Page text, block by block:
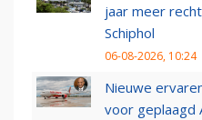
jaar meer
Schiphol
06-08-2026, 10:24
Nieuwe
voor geplaagd